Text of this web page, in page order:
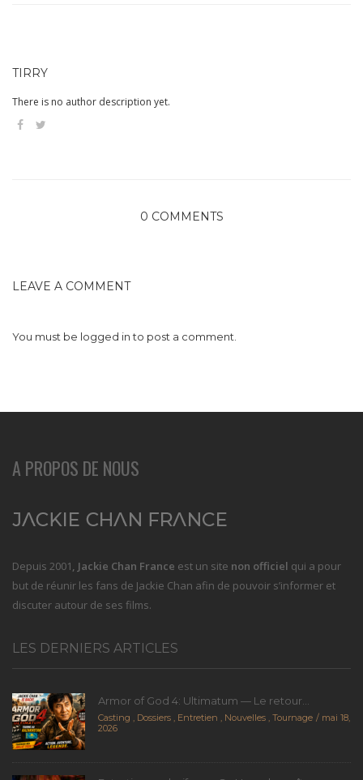
TIRRY
There is no author description yet.
0 COMMENTS
LEAVE A COMMENT
You must be logged into post a comment.
A PROPOS DE NOUS
Depuis 2001, Jackie Chan France est un site non officiel qui a pour
but de réunir les fans de Jackie Chan afin de pouvoir s’informer et
discuter autour de ses films.
LES DERNIERS ARTICLES
Armor of God 4: Ultimatum — Le retour...
Casting , Dossiers , Entretien , Nouvelles , Tournage
mai 18,
2026